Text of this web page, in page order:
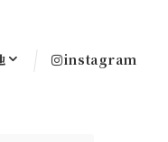
instagram